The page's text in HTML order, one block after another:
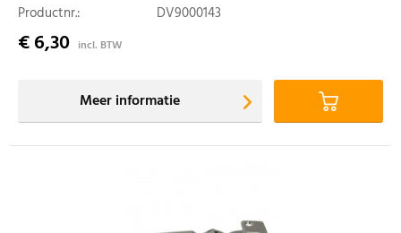
Productnr.:
DV9000143
€ 6,30 incl. BTW
Meer informatie